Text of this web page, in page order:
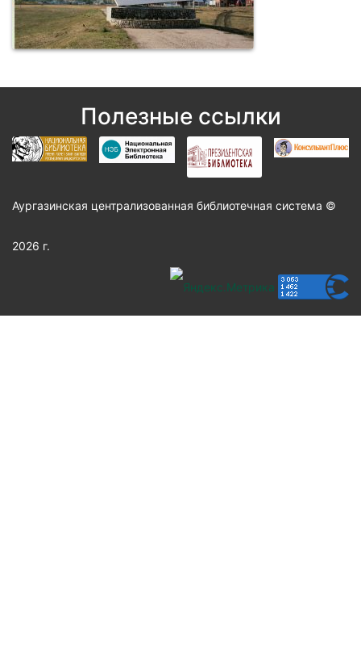
Полезные ссылки
Аургазинская централизованная библиотечная система ©
2026 г.